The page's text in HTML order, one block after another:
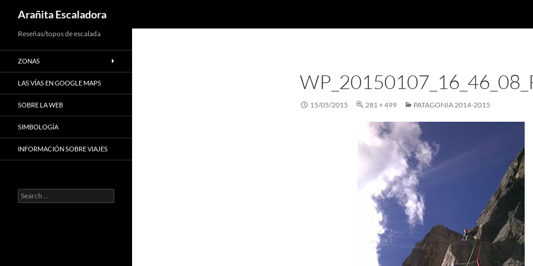
to
content
Arañita Escaladora
15/05/2015 281 × 499 PATAGONIA 2014-2015
Reseñas/topos de escalada
ZONAS
LAS VÍAS EN GOOGLE MAPS
SOBRE LA WEB
SIMBOLOGÍA
INFORMACIÓN SOBRE VIAJES
Search
for: